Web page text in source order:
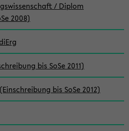
/ Diplom
2008)
bis SoSe 2011)
bis SoSe 2012)